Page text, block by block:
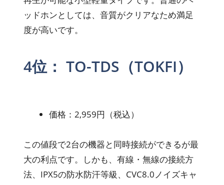
ッドホンとしては、音質がクリアなため満足
度が高いです。
4位： TO-TDS（TOKFI）
価格：2,959円（税込）
この値段で2台の機器と同時接続ができるが最
大の利点です。しかも、有線・無線の接続方
法、IPX5の防水防汗等級、CVC8.0ノイズキャ